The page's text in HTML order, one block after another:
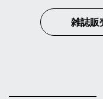
雑誌販